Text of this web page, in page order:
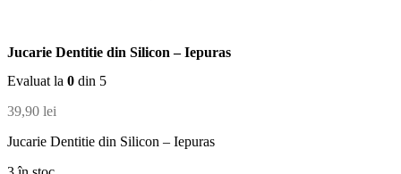
Jucarie Dentitie din Silicon – Iepuras
Evaluat la 0 din 5
39,90 lei
Jucarie Dentitie din Silicon – Iepuras